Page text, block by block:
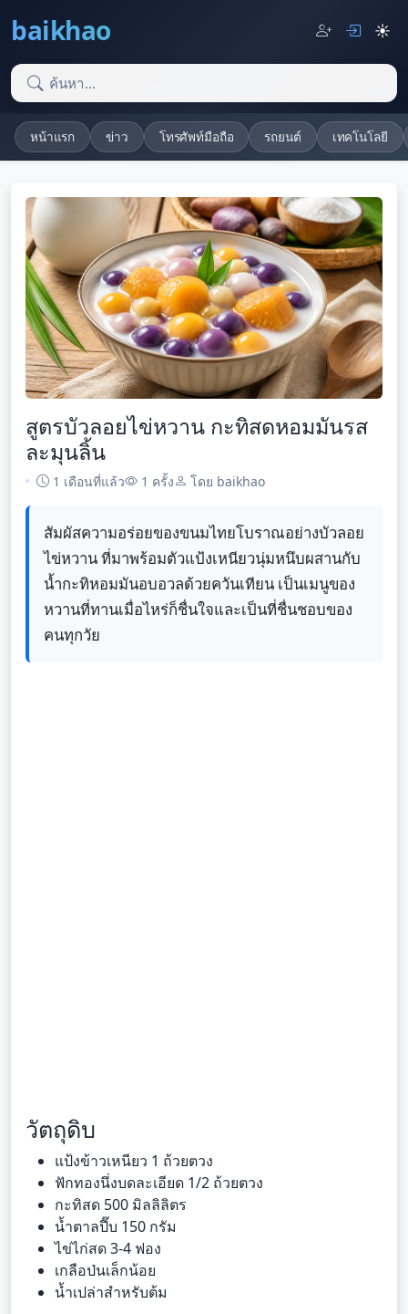
baikhao ☀️
หน้าแรก ข่าว โทรศัพท์มือถือ รถยนต์ เทคโนโลยี
สูตรบัวลอยไข่หวาน กะทิสดหอมมันรส
ละมุนลิ้น
1 เดือนที่แล้ว 1 ครั้ง โดย baikhao
สัมผัสความอร่อยของขนมไทยโบราณอย่างบัวลอย
ไข่หวาน ที่มาพร้อมตัวแป้งเหนียวนุ่มหนึบผสานกับ
น้ำกะทิหอมมันอบอวลด้วยควันเทียน เป็นเมนูของ
หวานที่ทานเมื่อไหร่ก็ชื่นใจและเป็นที่ชื่นชอบของ
คนทุกวัย
วัตถุดิบ
แป้งข้าวเหนียว 1 ถ้วยตวง
ฟักทองนึ่งบดละเอียด 1/2 ถ้วยตวง
กะทิสด 500 มิลลิลิตร
น้ำตาลปี๊บ 150 กรัม
ไข่ไก่สด 3-4 ฟอง
เกลือป่นเล็กน้อย
น้ำเปล่าสำหรับต้ม